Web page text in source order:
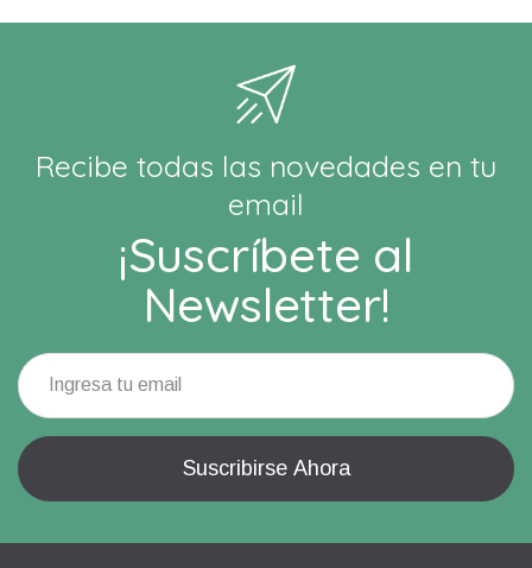
Recibe todas las novedades en tu
email
¡Suscríbete al
Newsletter!